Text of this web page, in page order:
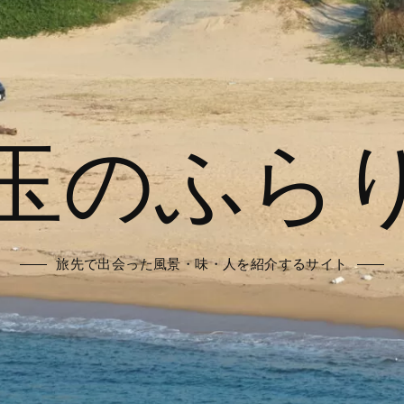
のふら
旅先で出会った風景・味・人を紹介するサイト